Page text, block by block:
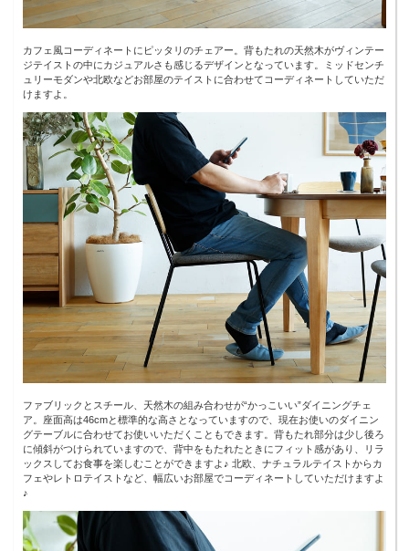
カフェ風コーディネートにピッタリのチェアー。背もたれの天然木がヴィンテー
ジテイストの中にカジュアルさも感じるデザインとなっています。ミッドセンチ
ュリーモダンや北欧などお部屋のテイストに合わせてコーディネートしていただ
けますよ。
ファブリックとスチール、天然木の組み合わせが“かっこいい”ダイニングチェ
ア。座面高は46cmと標準的な高さとなっていますので、現在お使いのダイニン
グテーブルに合わせてお使いいただくこともできます。背もたれ部分は少し後ろ
に傾斜がつけられていますので、背中をもたれたときにフィット感があり、リラ
ックスしてお食事を楽しむことができますよ♪ 北欧、ナチュラルテイストからカ
フェやレトロテイストなど、幅広いお部屋でコーディネートしていただけますよ
♪